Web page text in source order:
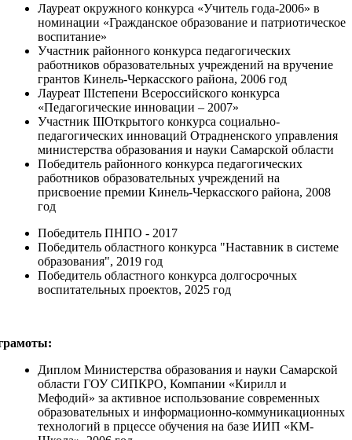
Лауреат окружного конкурса «Учитель года-2006» в
номинации «Гражданское образование и патриотическое
воспитание»
Участник районного конкурса педагогических
работников образовательных учреждений на вручение
грантов Кинель-Черкасского района, 2006 год
Лауреат IIIстепени Всероссийского конкурса
«Педагогические инновации – 2007»
Участник IIIОткрытого конкурса социально-
педагогических инноваций Отрадненского управления
министерства образования и науки Самарской области
Победитель районного конкурса педагогических
работников образовательных учреждений на
присвоение премии Кинель-Черкасского района, 2008
год
Победитель ПНПО - 2017
Победитель областного конкурса "Наставник в системе
образования", 2019 год
Победитель областного конкурса долгосрочных
воспитательных проектов, 2025 год
Диплом Министерства образования и науки Самарской
области ГОУ СИПКРО, Компании «Кирилл и
Мефодий» за активное использование современных
образовательных и информационно-коммуникационных
технологий в прцессе обучения на базе ИИП «КМ-